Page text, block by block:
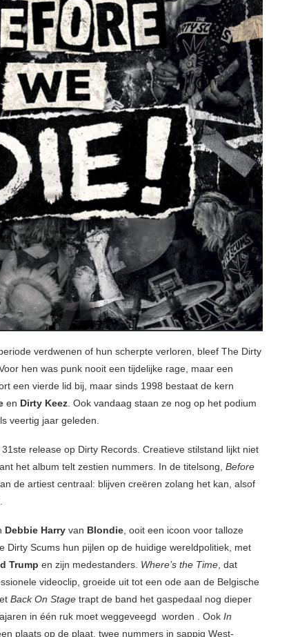
verdwenen of hun scherpte verloren, bleef The Dirty
hen was punk nooit een tijdelijke rage, maar een
een vierde lid bij, maar sinds 1998 bestaat de kern
en Dirty Keez. Ook vandaag staan ze nog op het podium
veertig jaar geleden.
release op Dirty Records. Creatieve stilstand lijkt niet
het album telt zestien nummers. In de titelsong, Before
de artiest centraal: blijven creëren zolang het kan, alsof
Debbie Harry van Blondie, ooit een icoon voor talloze
Dirty Scums hun pijlen op de huidige wereldpolitiek, met
Trump en zijn medestanders. Where’s the Time, dat
videoclip, groeide uit tot een ode aan de Belgische
Back On Stage trapt de band het gaspedaal nog dieper
in één ruk moet weggeveegd worden . Ook In
plaats op de plaat, twee nummers in sappig West-